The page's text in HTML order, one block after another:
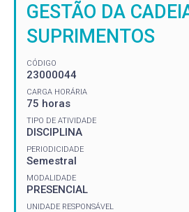
GESTÃO DA
SUPRIMENTOS
CÓDIGO
23000044
CARGA HORÁRIA
75 horas
TIPO DE ATIVIDADE
DISCIPLINA
PERIODICIDADE
Semestral
MODALIDADE
PRESENCIAL
UNIDADE RESPONSÁVEL